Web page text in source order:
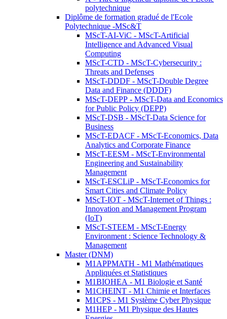
polytechnique
Diplôme de formation gradué de l'Ecole
Polytechnique -MSc&T
MScT-AI-ViC - MScT-Artificial
Intelligence and Advanced Visual
Computing
MScT-CTD - MScT-Cybersecurity :
Threats and Defenses
MScT-DDDF - MScT-Double Degree
Data and Finance (DDDF)
MScT-DEPP - MScT-Data and Economics
for Public Policy (DEPP)
MScT-DSB - MScT-Data Science for
Business
MScT-EDACF - MScT-Economics, Data
Analytics and Corporate Finance
MScT-EESM - MScT-Environmental
Engineering and Sustainability
Management
MScT-ESCLiP - MScT-Economics for
Smart Cities and Climate Policy
MScT-IOT - MScT-Internet of Things :
Innovation and Management Program
(IoT)
MScT-STEEM - MScT-Energy
Environment : Science Technology &
Management
Master (DNM)
M1APPMATH - M1 Mathématiques
Appliquées et Statistiques
M1BIOHEA - M1 Biologie et Santé
M1CHEINT - M1 Chimie et Interfaces
M1CPS - M1 Système Cyber Physique
M1HEP - M1 Physique des Hautes